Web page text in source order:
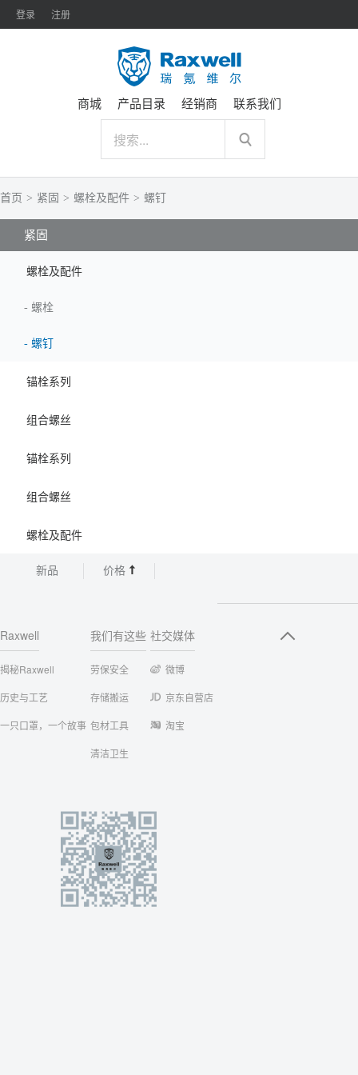
登录 注册
商城 产品目录 经销商 联系我们
首页 > 紧固 > 螺栓及配件 > 螺钉
紧固
螺栓及配件
- 螺栓
- 螺钉
锚栓系列
组合螺丝
锚栓系列
组合螺丝
螺栓及配件
新品 价格
Raxwell
揭秘Raxwell
历史与工艺
一只口罩，一个故事
我们有这些
劳保安全
存储搬运
包材工具
清洁卫生
社交媒体
微博
京东自营店
淘宝